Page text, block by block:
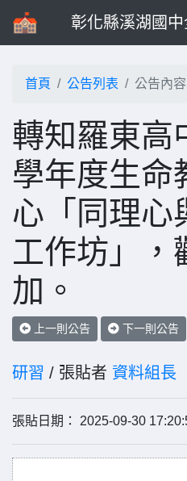
彰化縣溪湖國
首頁 公告列表 公告內容
轉知羅東高
學年度生命
心「同理心
工作坊」，
加。
上一則公告 下一則公告
研習 / 張貼者 資料組長
張貼日期： 2025-09-30